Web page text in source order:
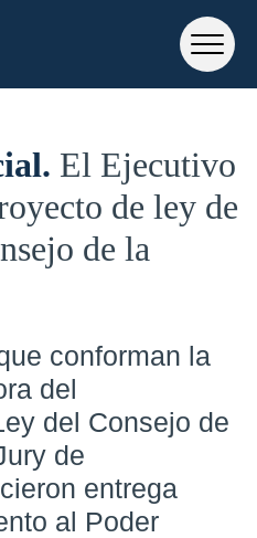
El Ejecutivo
de ley de
de la
conforman la
del
del Consejo de
de
entrega
al Poder